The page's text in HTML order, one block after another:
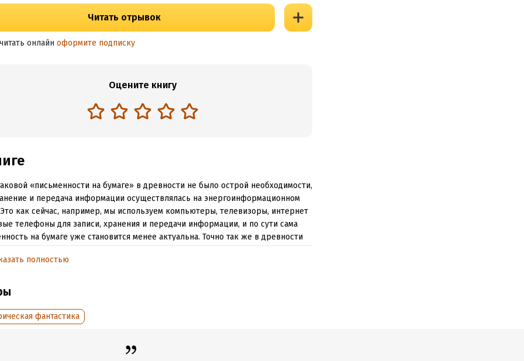
Читать отрывок
онлайн оформите подписку
Оцените книгу
«письменности на бумаге» в древности не было острой необходимости,
и передача информации осуществлялась на энергоинформационном
как сейчас, например, мы используем компьютеры, телевизоры, интернет
телефоны для записи, хранения и передачи информации, и по сути сама
на бумаге уже становится менее актуальна. Точно так же в древности
информации.
информация
67450
полностью
фантастика